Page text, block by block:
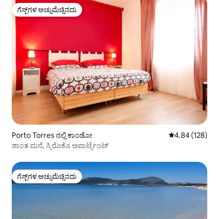
ಗೆಸ್ಟ್‌ಗಳ ಅಚ್ಚುಮೆಚ್ಚಿನದು
ಗೆಸ್ಟ್‌ಗಳ ಅಚ್ಚುಮೆಚ್ಚಿನದು
Porto Torres ನಲ್ಲಿ ಕಾಂಡೋ 5 ರಲ್ಲಿ 4.84
4.84 (128)
ಶಾಂತ ಮನೆ, ಸ್ಕಿರೊಕೊ ಅಪಾರ್ಟ್ಮೆಂಟ್
ಗೆಸ್ಟ್‌ಗಳ ಅಚ್ಚುಮೆಚ್ಚಿನದು
ಗೆಸ್ಟ್‌ಗಳ ಅಚ್ಚುಮೆಚ್ಚಿನದು